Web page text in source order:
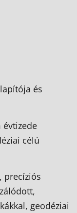
és
évtizede
célú
precíziós
geodéziai